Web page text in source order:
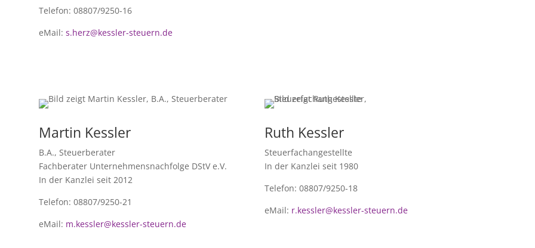
Telefon: 08807/9250-16
eMail: s.herz@kessler-steuern.de
Martin Kessler
B.A., Steuerberater
Fachberater Unternehmensnachfolge DStV e.V.
In der Kanzlei seit 2012
Telefon: 08807/9250-21
eMail: m.kessler@kessler-steuern.de
Ruth Kessler
Steuerfachangestellte
In der Kanzlei seit 1980
Telefon: 08807/9250-18
eMail: r.kessler@kessler-steuern.de